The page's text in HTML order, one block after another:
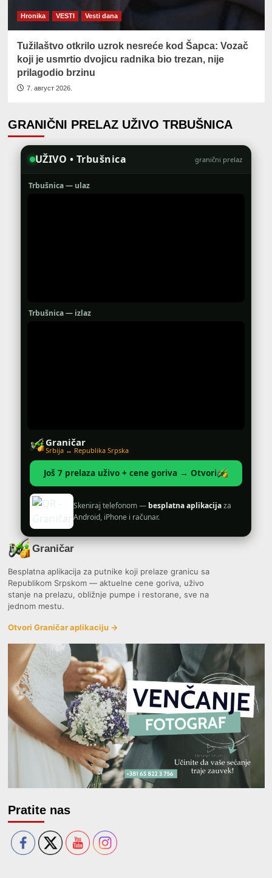
Hronika VESTI Vesti dana
Tužilaštvo otkrilo uzrok nesreće kod Šapca: Vozač
koji je usmrtio dvojicu radnika bio trezan, nije
prilagodio brzinu
7. август 2026.
GRANIČNI PRELAZ UŽIVO TRBUŠNICA
UŽIVO • Trbušnica granični prelaz
Trbušnica — ulaz
Trbušnica — izlaz
Graničar
Srbija ↔ Republika Srpska
Još 7 prelaza uživo + cene goriva → Otvori
Skeniraj telefonom — besplatna aplikacijaza
Android, iPhone i računar.
Graničar
Besplatna aplikacija za putnike koji prelaze granicu sa
Republikom Srpskom — aktuelne cene goriva, uživo
stanje na prelazu, obližnje pumpe i restorane, sve na
jednom mestu.
Otvori Graničar aplikaciju →
Pratite nas